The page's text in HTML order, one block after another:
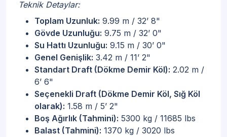
Teknik Detaylar:
Toplam Uzunluk: 9.99 m / 32’ 8"
Gövde Uzunluğu: 9.75 m / 32’ 0"
Su Hattı Uzunluğu: 9.15 m / 30’ 0"
Genel Genişlik: 3.42 m / 11’ 2"
Standart Draft (Dökme Demir Köl): 2.02 m /
6’ 6"
Seçenekli Draft (Dökme Demir Köl, Sığ Köl
olarak): 1.58 m / 5’ 2"
Boş Ağırlık (Tahmini): 5300 kg / 11685 lbs
Balast (Tahmini): 1370 kg / 3020 lbs